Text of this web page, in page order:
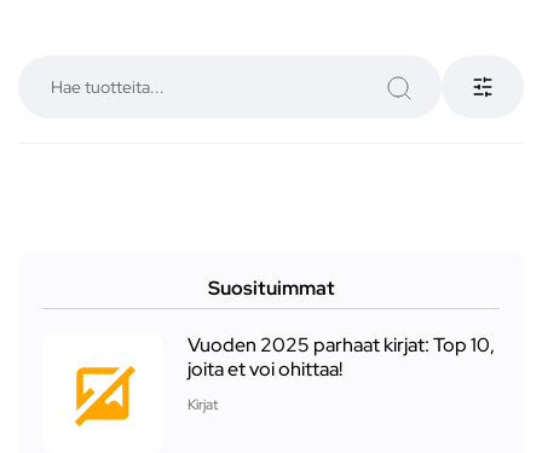
Suosituimmat
Vuoden 2025 parhaat kirjat: Top 10,
joita et voi ohittaa!
Kirjat